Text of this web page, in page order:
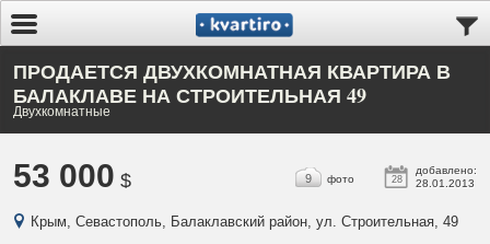
ПРОДАЕТСЯ ДВУХКОМНАТНАЯ КВАРТИРА В
БАЛАКЛАВЕ НА СТРОИТЕЛЬНАЯ 49
Двухкомнатные
53 000 $ 28
добавлено:
28.01.2013
9 фото
Крым, Севастополь, Балаклавский район, ул. Строительная, 49